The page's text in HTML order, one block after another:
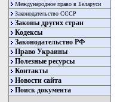
Международное право в Беларуси
Законодательство СССР
Законы других стран
Кодексы
Законодательство РФ
Право Украины
Полезные ресурсы
Контакты
Новости сайта
Поиск документа